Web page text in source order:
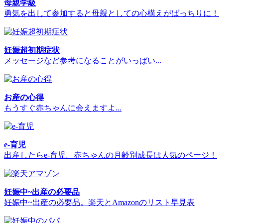
母親学級
勇気を出して参加すると母親としての心構えがばっちりに！
妊娠超初期症状
メッセージなど参考になることがいっぱい...
お産の心得
もうすぐ赤ちゃんに会えますよ...
e-育児
出産したらe-育児。赤ちゃんの月齢別成長は人気のページ！
妊娠中~出産の必要品
妊娠中~出産の必要品。楽天とAmazonのリスト早見表